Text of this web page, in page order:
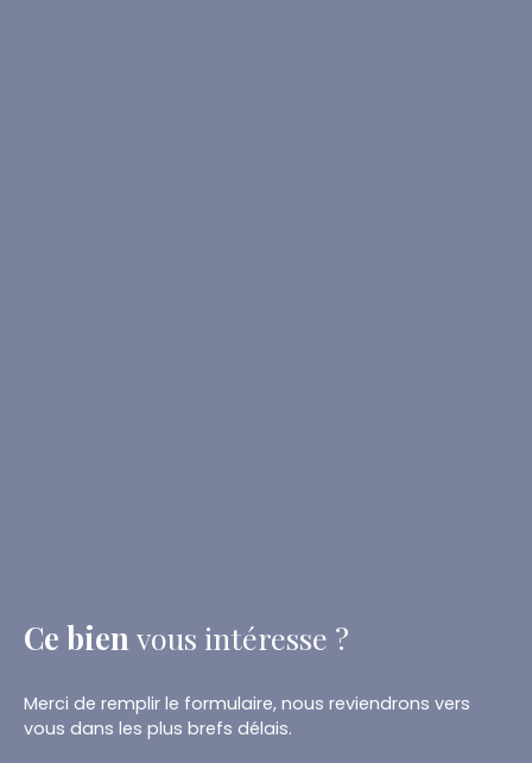
Ce bien vous intéresse ?
Merci de remplir le formulaire, nous reviendrons vers
vous dans les plus brefs délais.